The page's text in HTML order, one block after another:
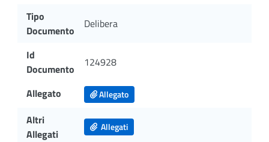
Tipo
Documento
Delibera
Id
Documento
124928
Allegato Allegato
Altri
Allegati
Allegati